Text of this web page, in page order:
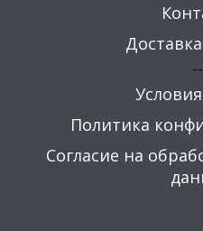
Политика
Согласие на